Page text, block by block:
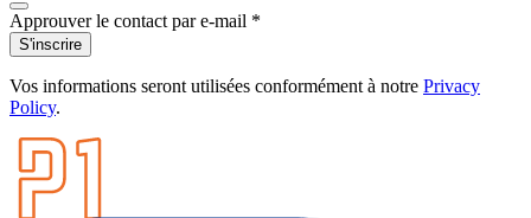
Approuver le contact par e-mail *
S'inscrire
Vos informations seront utilisées conformément à notre Privacy
Policy.